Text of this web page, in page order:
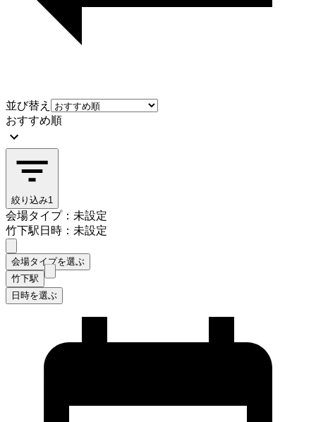
並び替え
おすすめ順
絞り込み1
会場タイプ：未設定
竹下駅日時：未設定
会場タイプを選ぶ
竹下駅
日時を選ぶ